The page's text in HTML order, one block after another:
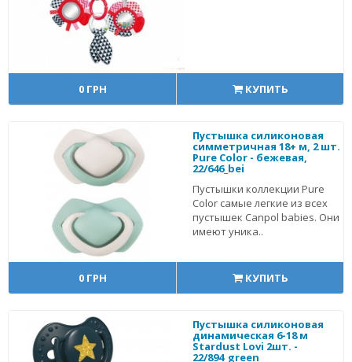
0 ГРН КУПИТЬ
Пустышка силиконовая
симметричная 18+ м, 2 шт.
Pure Color - бежевая,
22/646_bei
Пустышки коллекции Pure
Color самые легкие из всех
пустышек Canpol babies. Они
имеют уника..
0 ГРН КУПИТЬ
Пустышка силиконовая
динамическая 6-18 м
Stardust Lovi 2шт. -
22/894_green